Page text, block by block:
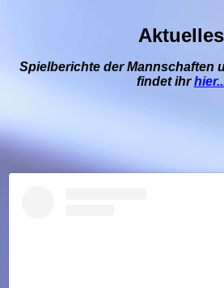
Aktuelles
Spielberichte der Mannschaften
findet ihr